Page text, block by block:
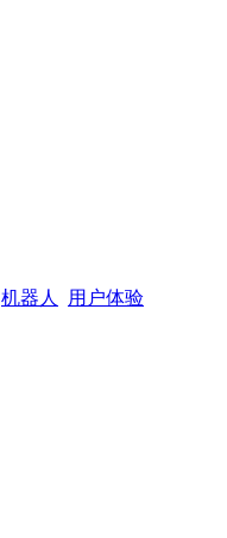
机器人 用户体验